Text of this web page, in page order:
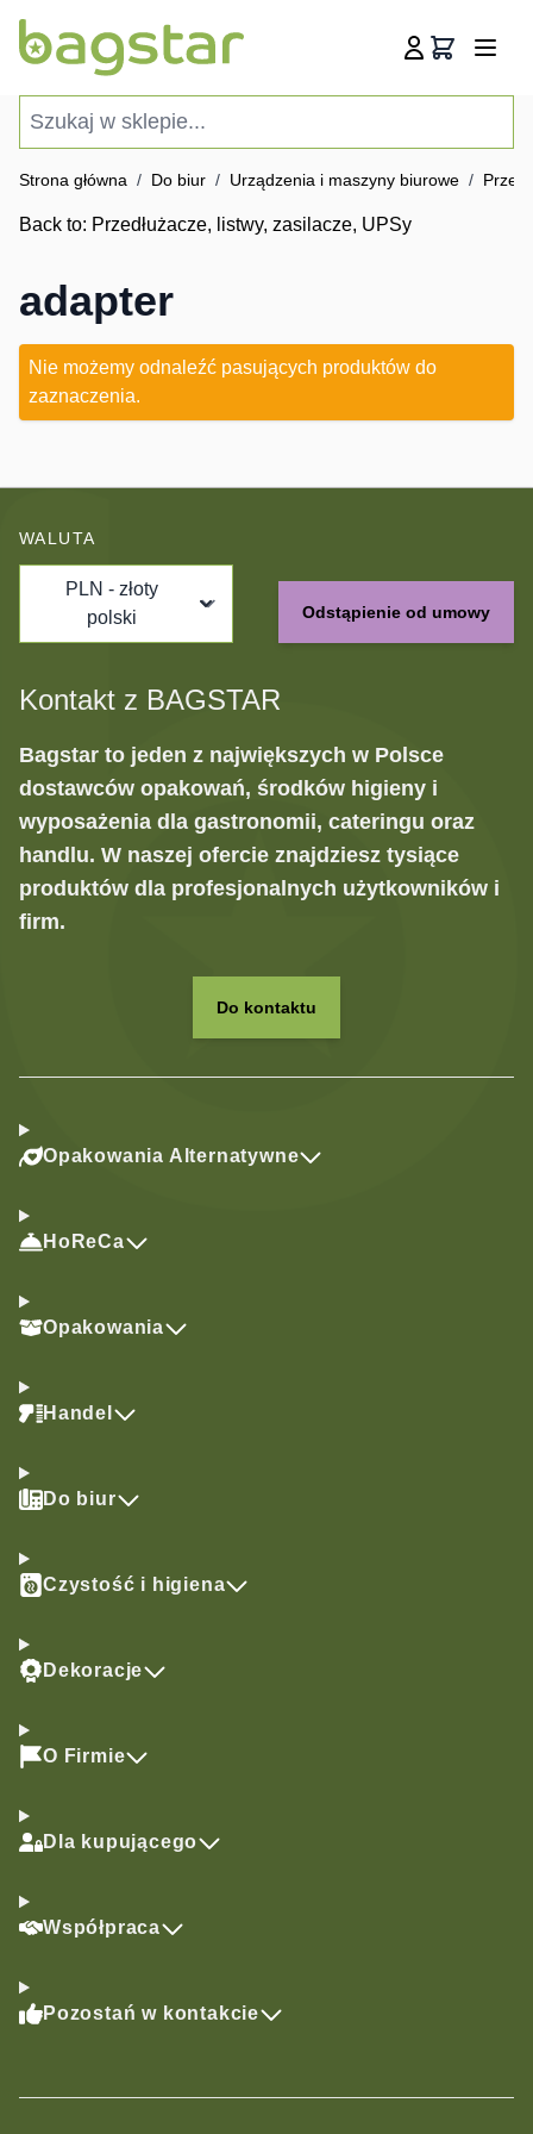
Koszyk
Strona główna / Do biur / Urządzenia i maszyny biurowe /
Back to: Przedłużacze, listwy, zasilacze, UPSy
adapter
Nie możemy odnaleźć pasujących produktów do
zaznaczenia.
WALUTA
PLN - złoty
polski
Odstąpienie od umowy
Kontakt z BAGSTAR
Bagstar to jeden z największych w Polsce
dostawców opakowań, środków higieny i
wyposażenia dla gastronomii, cateringu oraz
handlu. W naszej ofercie znajdziesz tysiące
produktów dla profesjonalnych użytkowników i
firm.
Do kontaktu
Opakowania Alternatywne
HoReCa
Opakowania
Handel
Do biur
Czystość i higiena
Dekoracje
O Firmie
Dla kupującego
Współpraca
Pozostań w kontakcie